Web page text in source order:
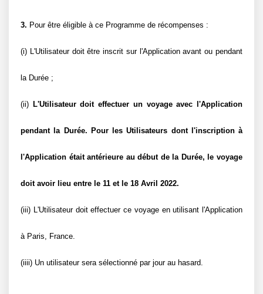
3. Pour être éligible à ce Programme de récompenses :
(i) L'Utilisateur doit être inscrit sur l'Application avant ou pendant
la Durée ;
(ii) L'Utilisateur doit effectuer un voyage avec l'Application
pendant la Durée. Pour les Utilisateurs dont l'inscription à
l'Application était antérieure au début de la Durée, le voyage
doit avoir lieu entre le 11 et le 18 Avril 2022.
(iii) L'Utilisateur doit effectuer ce voyage en utilisant l'Application
à Paris, France.
(iiii) Un utilisateur sera sélectionné par jour au hasard.